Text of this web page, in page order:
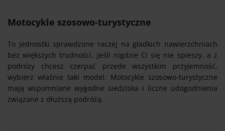
Motocykle szosowo-turystyczne
To jednostki sprawdzone raczej na gładkich nawierzchniach
bez większych trudności. Jeśli nigdzie Ci się nie spieszy, a z
podróży chcesz czerpać przede wszystkim przyjemność,
wybierz właśnie taki model. Motocykle szosowo-turystyczne
mają wspomniane wygodne siedziska i liczne udogodnienia
związane z dłuższą podróżą.